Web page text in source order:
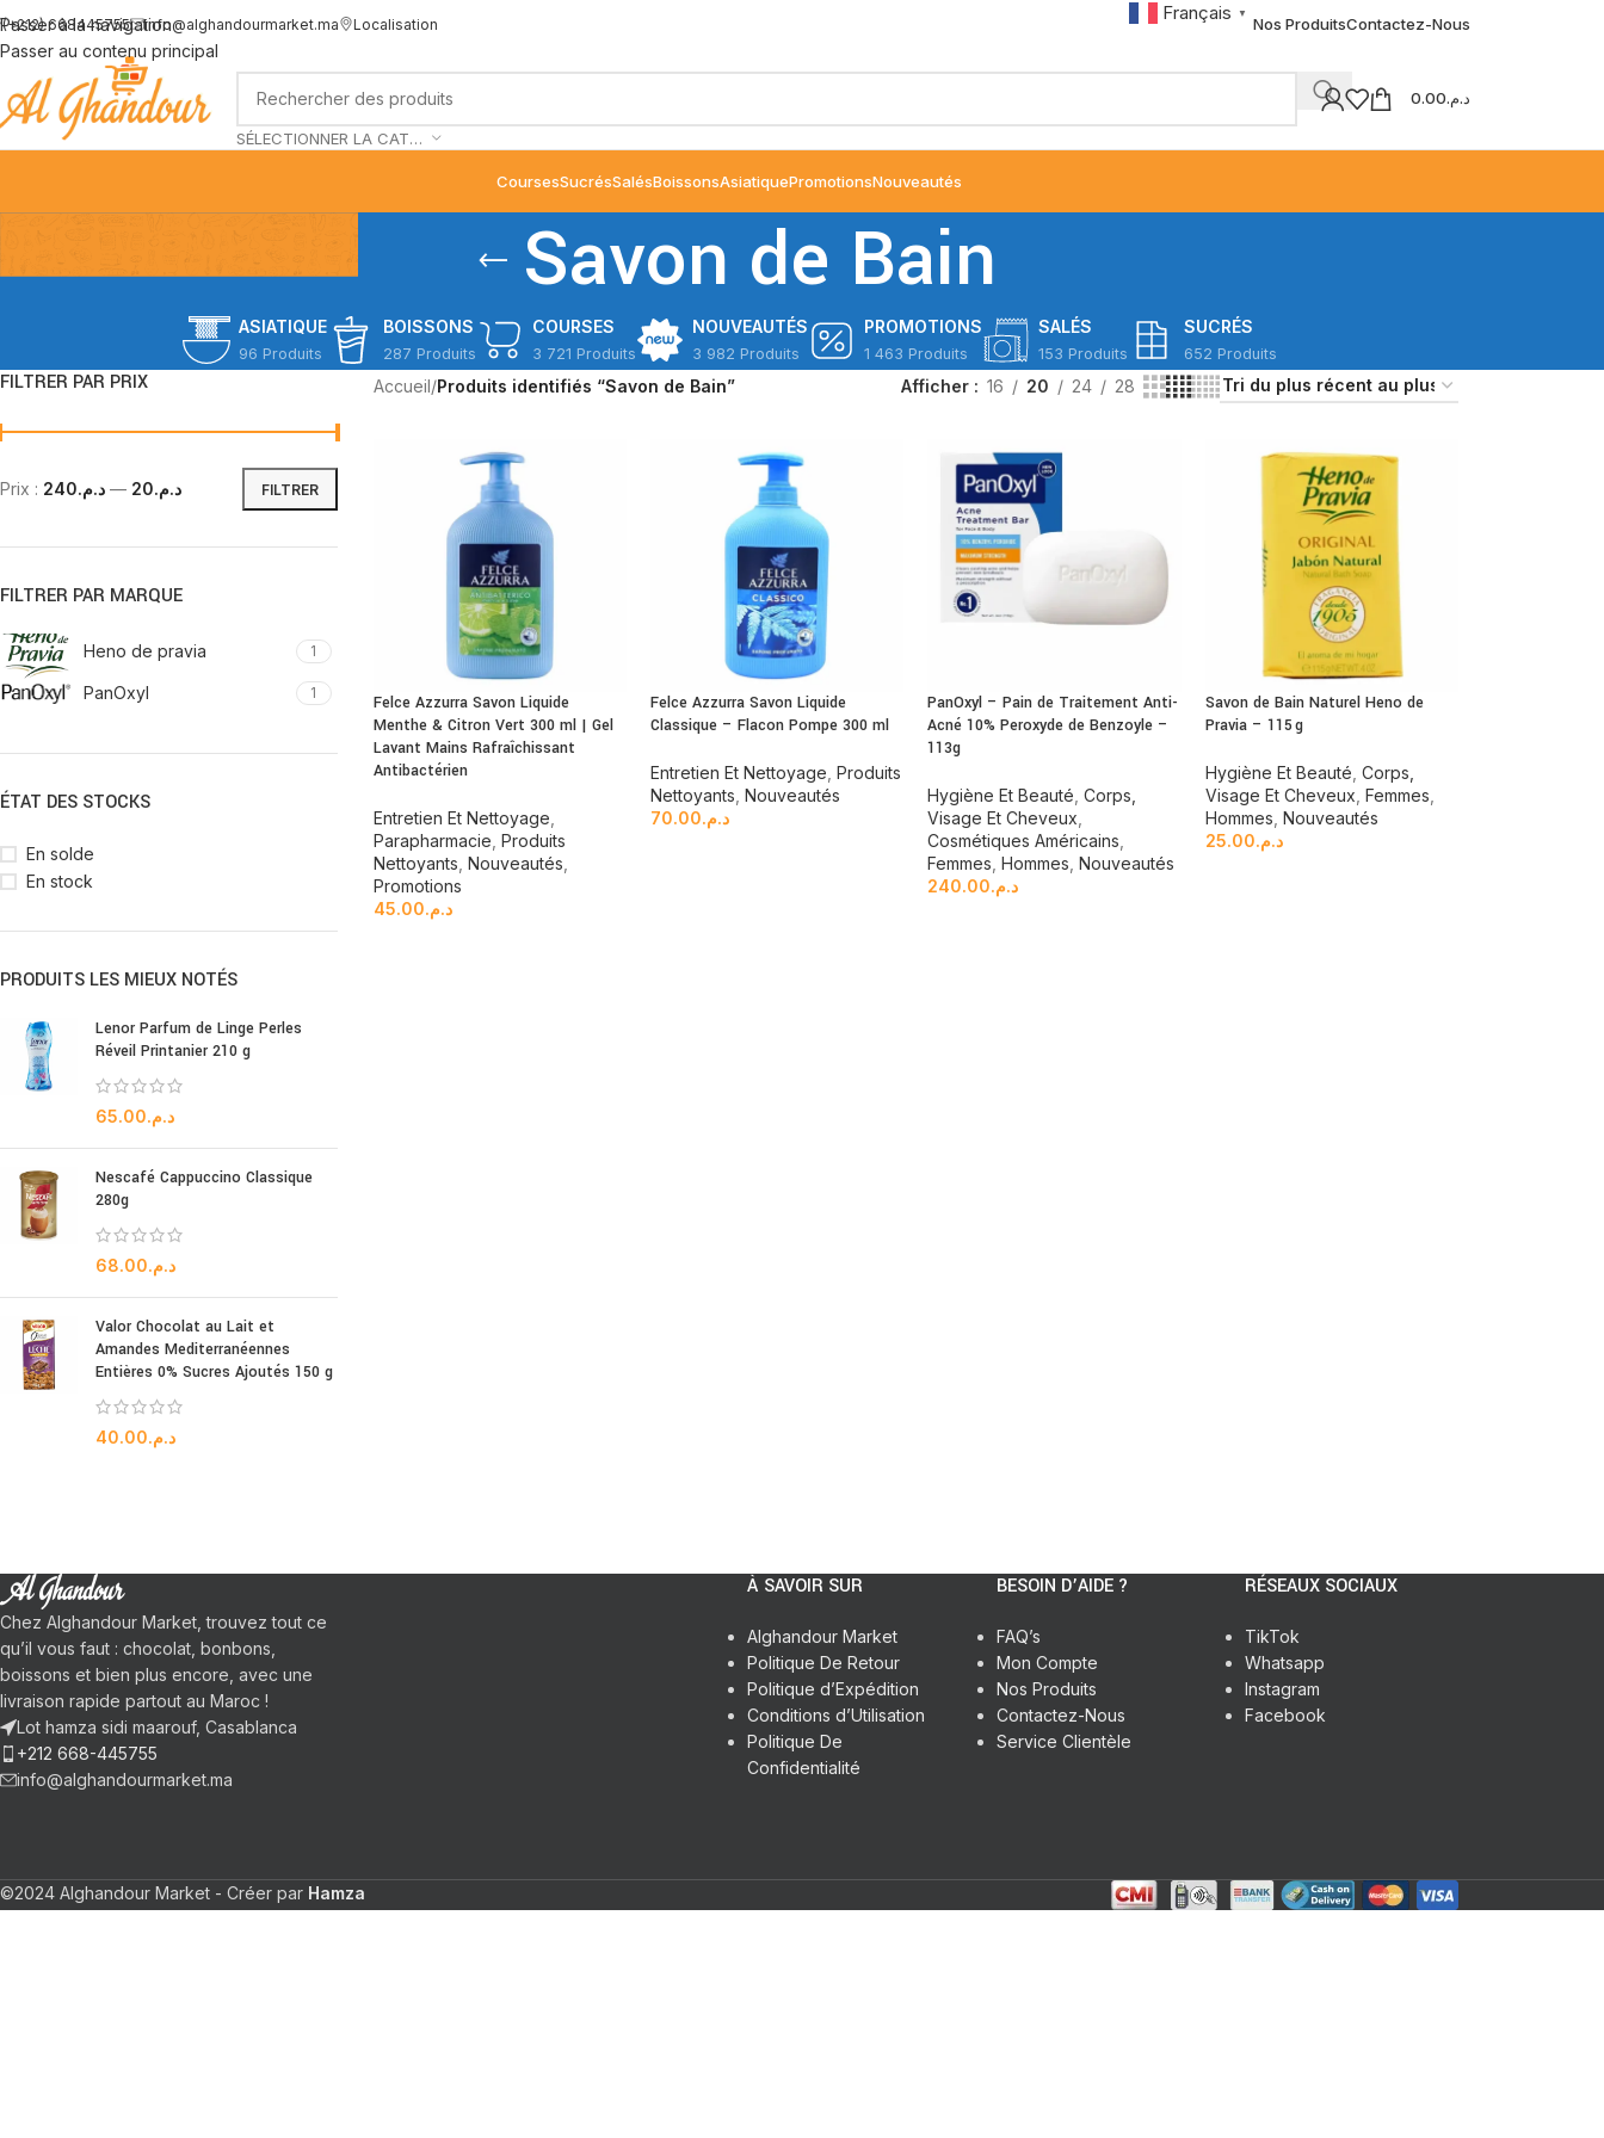
Passer à la navigation
Passer au contenu principal
(+212) 668445755 info@alghandourmarket.ma Localisation Français ▼
Nos ProduitsContactez-Nous
SÉLECTIONNER LA CATÉGORIE
د.م.0.00
CoursesSucrésSalésBoissonsAsiatiquePromotionsNouveautés
Savon de Bain
ASIATIQUE
96 Produits
BOISSONS
287 Produits
COURSES
3 721 Produits
NOUVEAUTÉS
3 982 Produits
PROMOTIONS
1 463 Produits
SALÉS
153 Produits
SUCRÉS
652 Produits
FILTRER PAR PRIX
FILTRER
Prix : د.م.20 — د.م.240
FILTRER PAR MARQUE
Heno de pravia 1
PanOxyl 1
ÉTAT DES STOCKS
En solde
En stock
PRODUITS LES MIEUX NOTÉS
Lenor Parfum de Linge Perles
Réveil Printanier 210 g
د.م.65.00
Nescafé Cappuccino Classique
280g
د.م.68.00
Valor Chocolat au Lait et
Amandes Mediterranéennes
Entières 0% Sucres Ajoutés 150 g
د.م.40.00
Accueil/Produits identifiés “Savon de Bain” Afficher 16 20 24 28
Felce Azzurra Savon Liquide
Menthe & Citron Vert 300 ml | Gel
Lavant Mains Rafraîchissant
Antibactérien
Entretien Et Nettoyage
Parapharmacie Produits
Nettoyants Nouveautés
Promotions
د.م.45.00
Felce Azzurra Savon Liquide
Classique – Flacon Pompe 300 ml
Entretien Et Nettoyage Produits
Nettoyants Nouveautés
د.م.70.00
PanOxyl – Pain de Traitement Anti-
Acné 10% Peroxyde de Benzoyle –
113g
Hygiène Et Beauté Corps,
Visage Et Cheveux
Cosmétiques Américains
Femmes Hommes Nouveautés
د.م.240.00
Savon de Bain Naturel Heno de
Pravia – 115 g
Hygiène Et Beauté Corps,
Visage Et Cheveux Femmes
Hommes Nouveautés
د.م.25.00
Chez Alghandour Market, trouvez tout ce
qu’il vous faut : chocolat, bonbons,
boissons et bien plus encore, avec une
livraison rapide partout au Maroc !
Lot hamza sidi maarouf, Casablanca
+212 668-445755
info@alghandourmarket.ma
À SAVOIR SUR
Alghandour Market
Politique De Retour
Politique d’Expédition
Conditions d’Utilisation
Politique De
Confidentialité
BESOIN D’AIDE ?
FAQ’s
Mon Compte
Nos Produits
Contactez-Nous
Service Clientèle
RÉSEAUX SOCIAUX
TikTok
Whatsapp
Instagram
Facebook
©2024 Alghandour Market - Créer par Hamza